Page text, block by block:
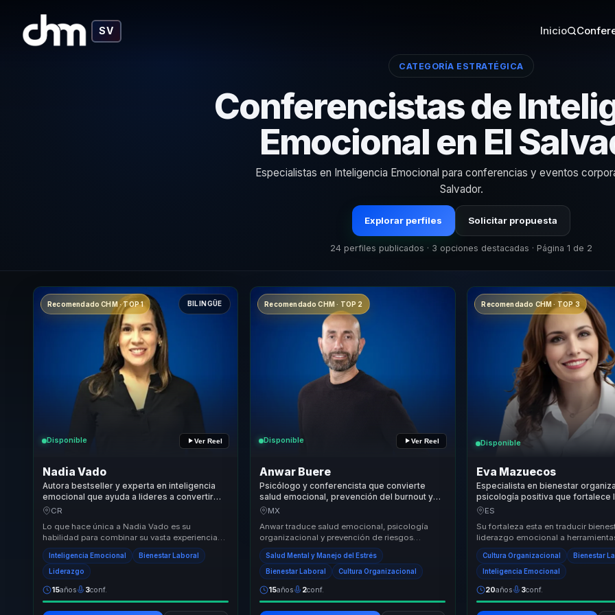
SV Inicio
CATEGORÍA ESTRATÉGICA
Conferencistas de
Emocional en El
Especialistas en Inteligencia Emocional para conferencias y eventos
Salvador.
Explorar perfiles Solicitar propuesta
24 perfiles publicados · 3 opciones destacadas · Página 1 de 2
Recomendado CHM · TOP 1 BILINGÜE
Disponible Ver Reel
Nadia Vado
Autora bestseller y experta en inteligencia
emocional que ayuda a lideres a convertir
bienestar y mindfulness en productividad y
CR
Lo que hace única a Nadia Vado es su
habilidad para combinar su vasta experiencia
en inteligencia emocional con un enfoque
práctico y apl...
Inteligencia Emocional Bienestar Laboral
Liderazgo
15años 3conf.
Recomendado CHM · TOP 2
Disponible Ver Reel
Anwar Buere
Psicólogo y conferencista que convierte
salud emocional, prevención del burnout y
NOM-035 en culturas de trabajo más
MX
Anwar traduce salud emocional, psicología
organizacional y prevención de riesgos
psicosociales en conversaciones útiles para
empresas. Ay...
Salud Mental y Manejo del Estrés
Bienestar Laboral Cultura Organizacional
15años 2conf.
Recomendado CHM · TOP 3
Disponible
Eva Mazuecos
Especialista en bienestar
psicología positiva que fortalece
emocional, cohesión y
ES
Su fortaleza esta en traducir
liderazgo emocional a
para cultura, clima y rendimiento.
conve...
Cultura Organizacional Bienestar
Inteligencia Emocional
20años 3conf.